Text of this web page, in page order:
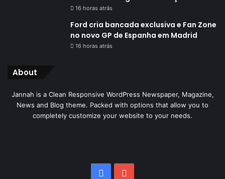
16 horas atrás
Ford cria bancada exclusiva e Fan Zone
no novo GP de Espanha em Madrid
16 horas atrás
About
Jannah is a Clean Responsive WordPress Newspaper, Magazine,
News and Blog theme. Packed with options that allow you to
completely customize your website to your needs.
Facebook